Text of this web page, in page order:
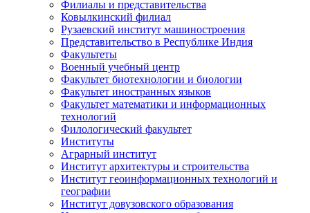
Филиалы и представительства
Ковылкинский филиал
Рузаевский институт машиностроения
Представительство в Республике Индия
Факультеты
Военный учебный центр
Факультет биотехнологии и биологии
Факультет иностранных языков
Факультет математики и информационных
технологий
Филологический факультет
Институты
Аграрный институт
Институт архитектуры и строительства
Институт геоинформационных технологий и
географии
Институт довузовского образования